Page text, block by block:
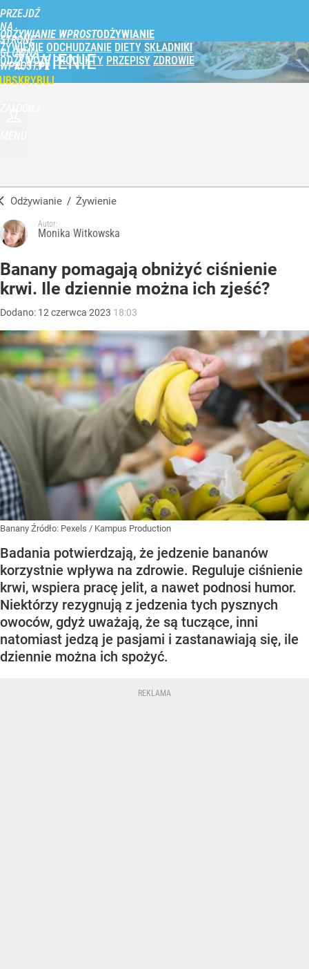
PRZEJDŹ
NA
STRONĘ
GŁÓWNĄ
WPROST.PL
ODŻYWIANIE WPROST
ŻYWIENIE ODCHUDZANIE DIETY SKŁADNIKI
ODŻYWCZE PRODUKTY PRZEPISY ZDROWIE
ŻYWIENIE
Odżywianie / Żywienie
Autor:
Monika Witkowska
Banany pomagają obniżyć ciśnienie
krwi. Ile dziennie można ich zjeść?
Dodano: 12 czerwca 2023 18:03
Banany Źródło: Pexels / Kampus Production
Badania potwierdzają, że jedzenie bananów
korzystnie wpływa na zdrowie. Reguluje ciśnienie
krwi, wspiera pracę jelit, a nawet podnosi humor.
Niektórzy rezygnują z jedzenia tych pysznych
owoców, gdyż uważają, że są tuczące, inni
natomiast jedzą je pasjami i zastanawiają się, ile
dziennie można ich spożyć.